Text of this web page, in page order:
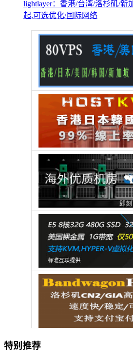
lightlayer：香港/台湾/洛杉矶/新
起,可选优化/国际网络
特别推荐